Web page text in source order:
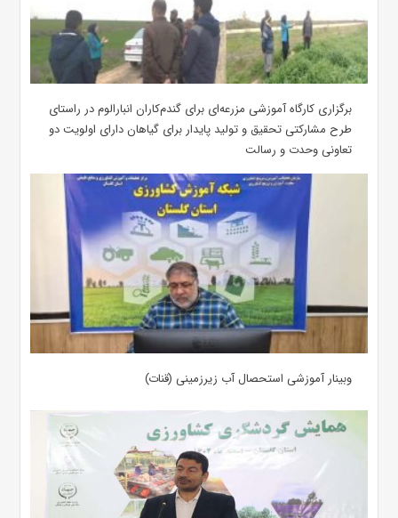
برگزاری کارگاه آموزشی مزرعه‌ای برای گندم‌کاران انبارالوم در راستای
طرح مشارکتی تحقیق و تولید پایدار برای گیاهان دارای اولویت دو
تعاونی وحدت و رسالت
وبینار آموزشی استحصال آب زیرزمینی (قنات)